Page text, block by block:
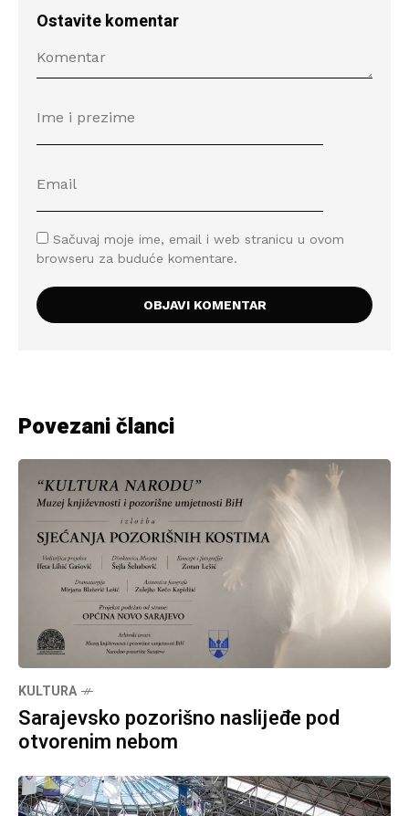
Ostavite komentar
Sačuvaj moje ime, email i web stranicu u ovom
browseru za buduće komentare.
Povezani članci
KULTURA
Sarajevsko pozorišno naslijeđe pod
otvorenim nebom